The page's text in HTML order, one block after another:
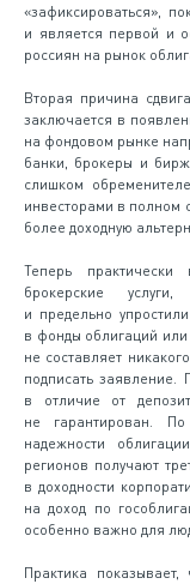
«зафиксироваться»,
и является первой и
россиян на рынок
Вторая причина
заключается в
на фондовом рынке
банки, брокеры и
слишком
инвесторами в полном
более доходную
Теперь
брокерские
и предельно
в фонды облигаций
не составляет
подписать заявление.
в отличие от
не гарантирован.
надежности
регионов получают
в доходности
на доход по
особенно важно для
Практика